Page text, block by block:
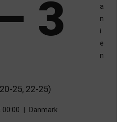
3
25, 22-25)
00:00 Danmark